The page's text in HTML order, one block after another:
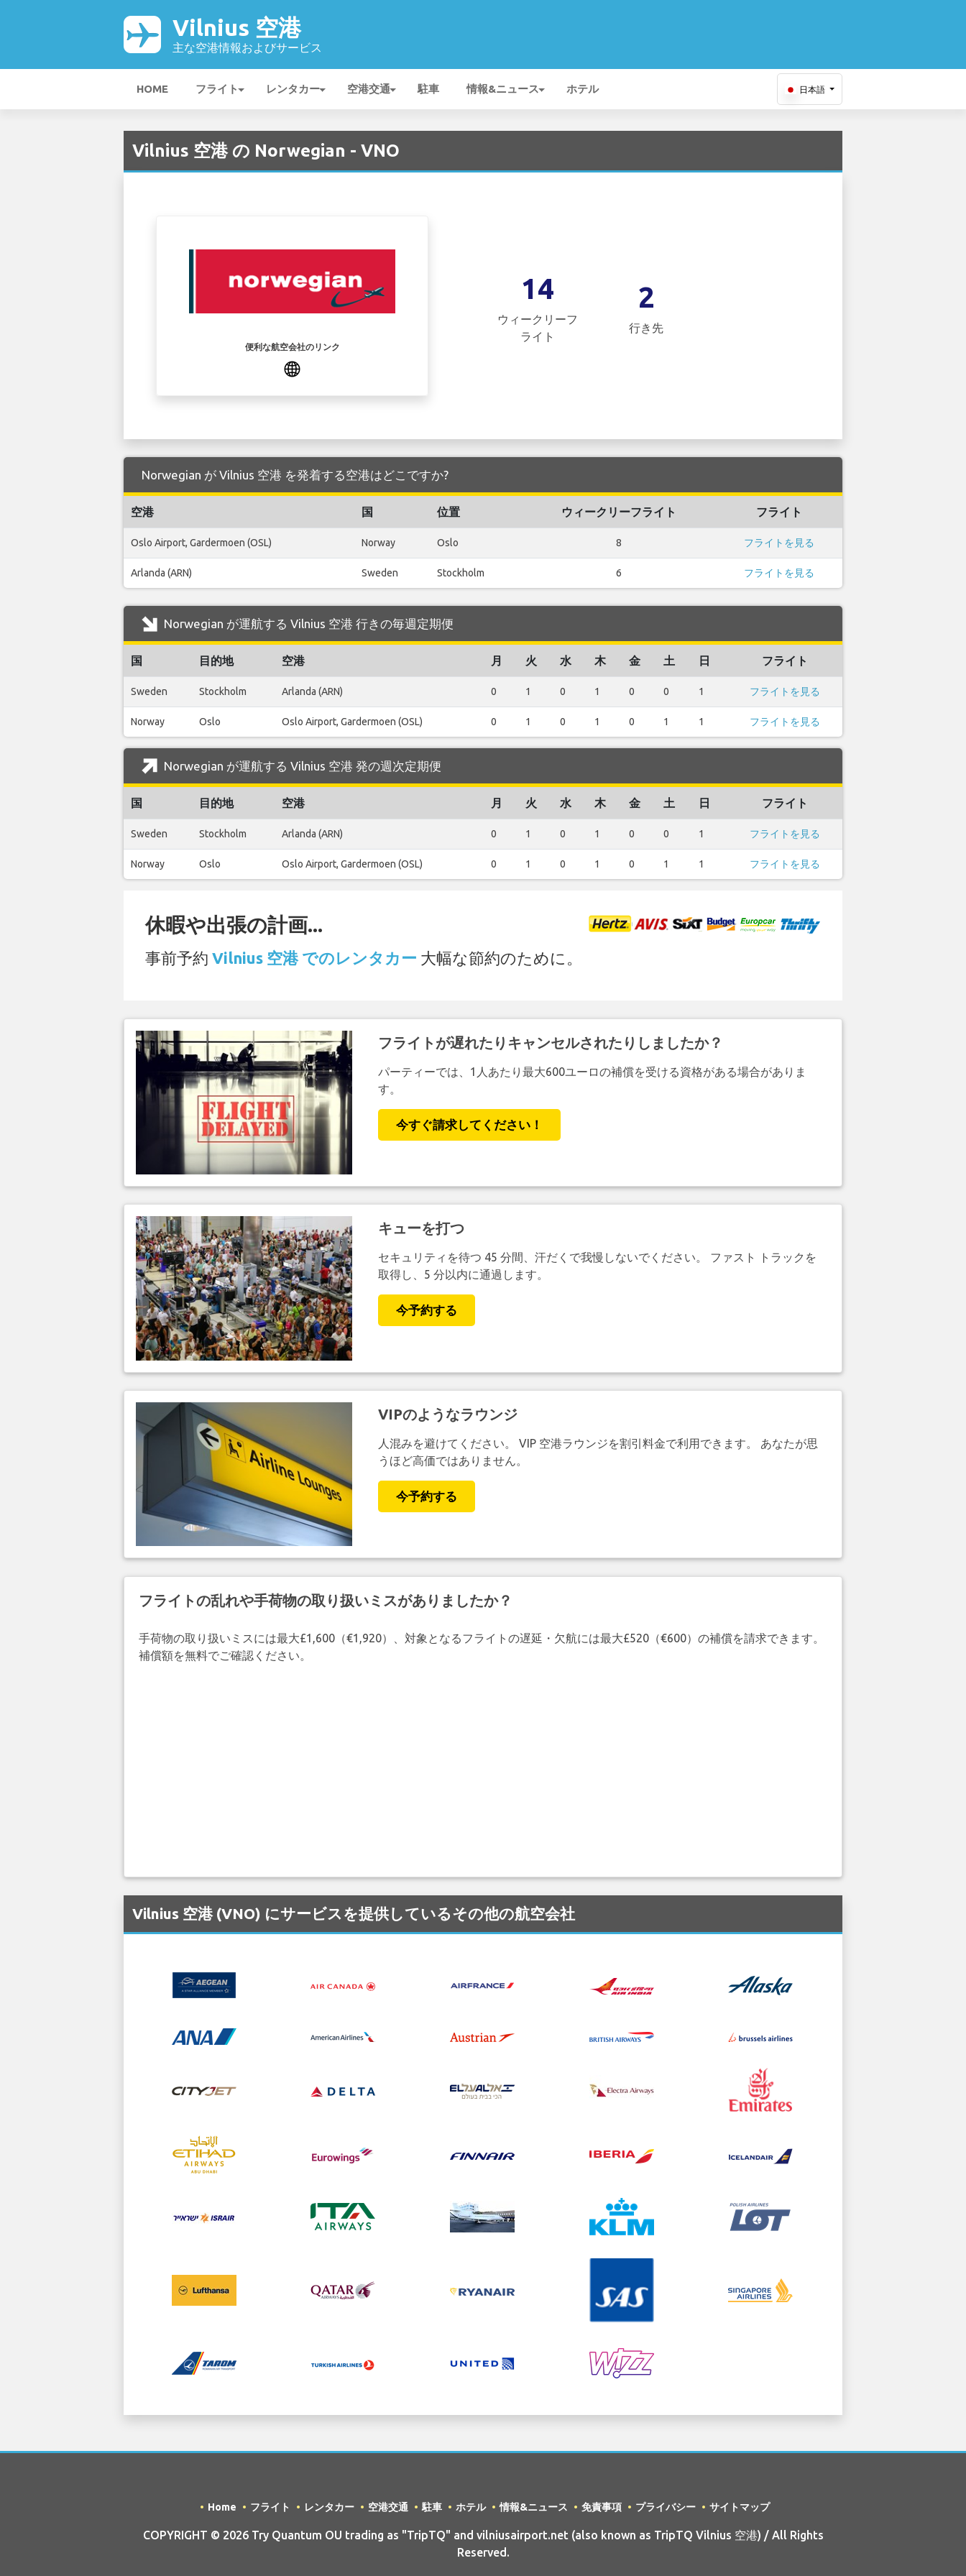
Vilnius 空港
主な空港情報およびサービス
HOME フライト レンタカー 空港交通 駐車 情報&ニュース ホテル 日本語
Vilnius 空港 の Norwegian - VNO
便利な航空会社のリンク
14
ウィークリーフ
ライト
2
行き先
Norwegian が Vilnius 空港 を発着する空港はどこですか?
空港 国 位置 ウィークリーフライト フライト
Oslo Airport, Gardermoen (OSL) Norway Oslo 8 フライトを見る
Arlanda (ARN) Sweden Stockholm 6 フライトを見る
Norwegian が運航する Vilnius 空港 行きの毎週定期便
国 目的地 空港 月 火 水 木 金 土 日 フライト
Sweden Stockholm Arlanda (ARN) 0 1 0 1 0 0 1 フライトを見る
Norway Oslo Oslo Airport, Gardermoen (OSL) 0 1 0 1 0 1 1 フライトを見る
Norwegian が運航する Vilnius 空港 発の週次定期便
国 目的地 空港 月 火 水 木 金 土 日 フライト
Sweden Stockholm Arlanda (ARN) 0 1 0 1 0 0 1 フライトを見る
Norway Oslo Oslo Airport, Gardermoen (OSL) 0 1 0 1 0 1 1 フライトを見る
休暇や出張の計画...
事前予約 Vilnius 空港 でのレンタカー 大幅な節約のために。
フライトが遅れたりキャンセルされたりしましたか？
パーティーでは、1人あたり最大600ユーロの補償を受ける資格がある場合がありま
す。
今すぐ請求してください！
キューを打つ
セキュリティを待つ 45 分間、汗だくで我慢しないでください。 ファスト トラックを
取得し、5 分以内に通過します。
今予約する
VIPのようなラウンジ
人混みを避けてください。 VIP 空港ラウンジを割引料金で利用できます。 あなたが思
うほど高価ではありません。
今予約する
フライトの乱れや手荷物の取り扱いミスがありましたか？
手荷物の取り扱いミスには最大£1,600（€1,920）、対象となるフライトの遅延・欠航には最大£520（€600）の補償を請求できます。
補償額を無料でご確認ください。
Vilnius 空港 (VNO) にサービスを提供しているその他の航空会社
Home フライト レンタカー 空港交通 駐車 ホテル 情報&ニュース 免責事項 プライバシー サイトマップ
COPYRIGHT © 2026 Try Quantum OU trading as "TripTQ" and vilniusairport.net (also known as TripTQ Vilnius 空港) / All Rights
Reserved.